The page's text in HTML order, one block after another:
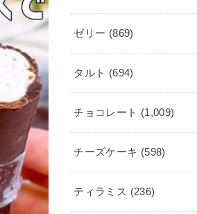
ゼリー (869)
タルト (694)
チョコレート (1,009)
チーズケーキ (598)
ティラミス (236)